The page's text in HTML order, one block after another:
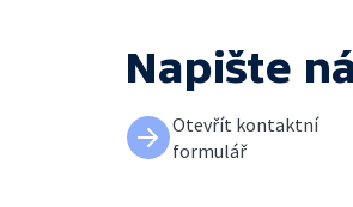
Napište
Otevřít kontaktní
formulář